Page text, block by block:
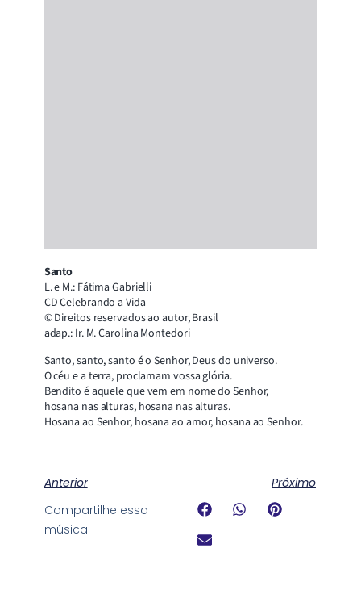
Santo
L. e M.: Fátima Gabrielli
CD Celebrando a Vida
© Direitos reservados ao autor, Brasil
adap.: Ir. M. Carolina Montedori
Santo, santo, santo é o Senhor, Deus do universo.
O céu e a terra, proclamam vossa glória.
Bendito é aquele que vem em nome do Senhor,
hosana nas alturas, hosana nas alturas.
Hosana ao Senhor, hosana ao amor, hosana ao Senhor.
Anterior
Próximo
Compartilhe essa
música: